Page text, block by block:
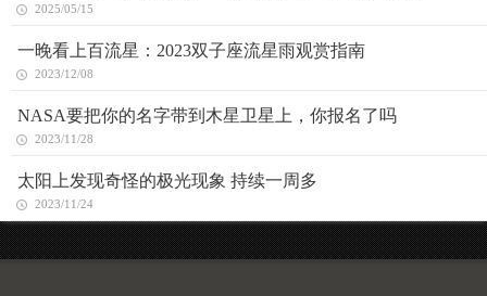
2025/05/15
一晚看上百流星：2023双子座流星雨观赏指南
2023/12/08
NASA要把你的名字带到木星卫星上，你报名了吗
2023/11/28
太阳上发现奇怪的极光现象 持续一周多
2023/11/24